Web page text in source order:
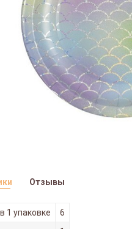
1 упаковке
6
Отзывы